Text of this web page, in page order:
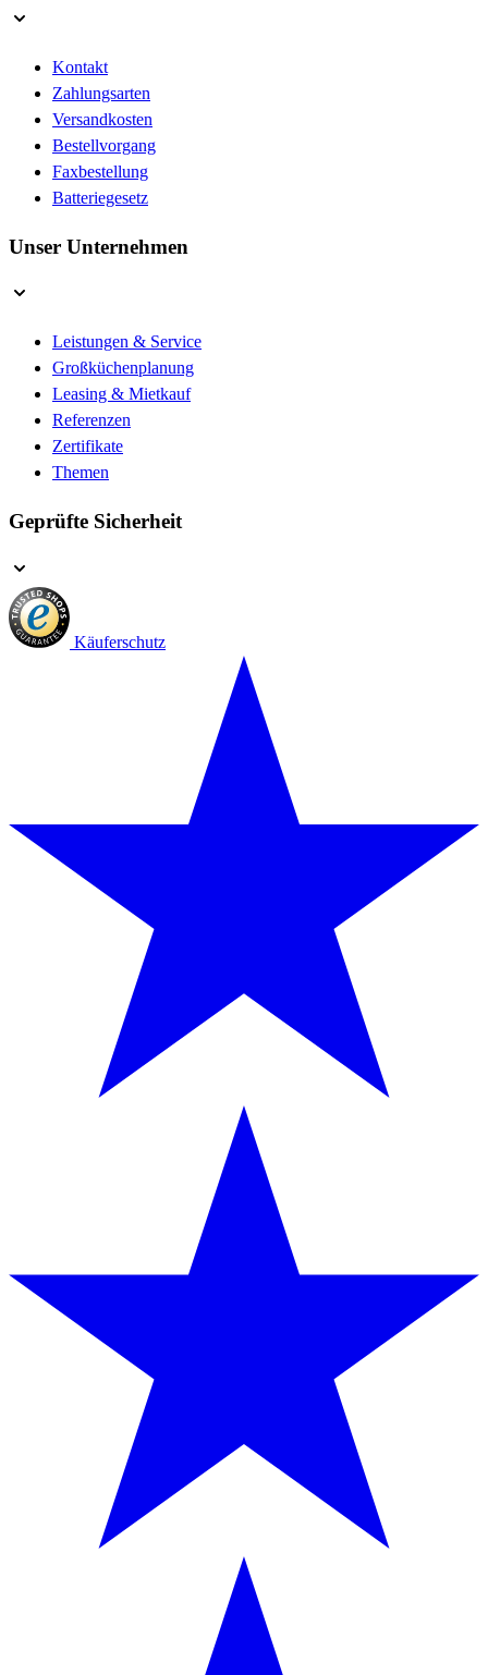
Kontakt
Zahlungsarten
Versandkosten
Bestellvorgang
Faxbestellung
Batteriegesetz
Unser Unternehmen
Leistungen & Service
Großküchenplanung
Leasing & Mietkauf
Referenzen
Zertifikate
Themen
Geprüfte Sicherheit
Käuferschutz